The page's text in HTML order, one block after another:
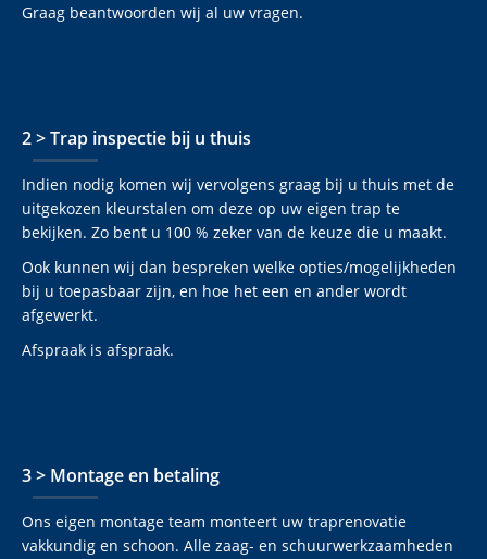
Graag beantwoorden wij al uw vragen.
2 > Trap inspectie bij u thuis
Indien nodig komen wij vervolgens graag bij u thuis met de
uitgekozen kleurstalen om deze op uw eigen trap te
bekijken. Zo bent u 100 % zeker van de keuze die u maakt.
Ook kunnen wij dan bespreken welke opties/mogelijkheden
bij u toepasbaar zijn, en hoe het een en ander wordt
afgewerkt.
Afspraak is afspraak.
3 > Montage en betaling
Ons eigen montage team monteert uw traprenovatie
vakkundig en schoon. Alle zaag- en schuurwerkzaamheden